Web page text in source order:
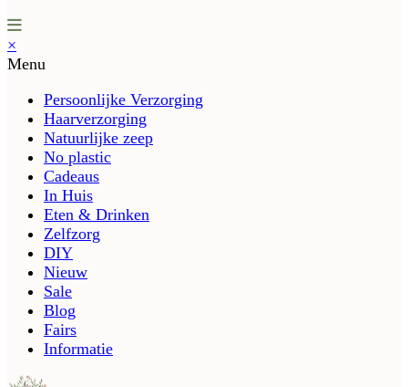
×
Menu
Persoonlijke Verzorging
Haarverzorging
Natuurlijke zeep
No plastic
Cadeaus
In Huis
Eten & Drinken
Zelfzorg
DIY
Nieuw
Sale
Blog
Fairs
Informatie